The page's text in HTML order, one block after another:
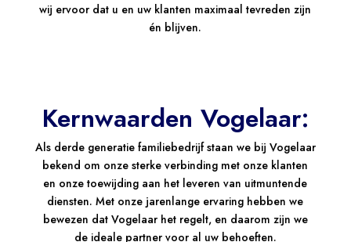
wij ervoor dat u en uw klanten maximaal tevreden zijn
én blijven.
Kernwaarden Vogelaar:
Als derde generatie familiebedrijf staan we bij Vogelaar
bekend om onze sterke verbinding met onze klanten
en onze toewijding aan het leveren van uitmuntende
diensten. Met onze jarenlange ervaring hebben we
bewezen dat Vogelaar het regelt, en daarom zijn we
de ideale partner voor al uw behoeften.